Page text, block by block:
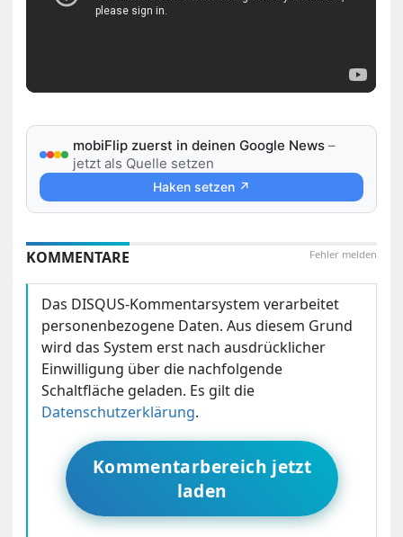
mobiFlip zuerst in deinen Google News –
jetzt als Quelle setzen
Haken setzen ↗
Fehler melden
KOMMENTARE
Das DISQUS-Kommentarsystem verarbeitet
personenbezogene Daten. Aus diesem Grund
wird das System erst nach ausdrücklicher
Einwilligung über die nachfolgende
Schaltfläche geladen. Es gilt die
Datenschutzerklärung.
Kommentarbereich jetzt
laden